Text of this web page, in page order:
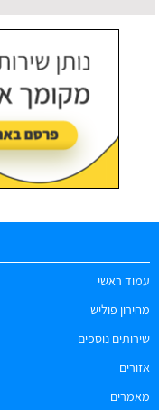
עמוד ראשי
מחירון פוליש
שירותים נוספים
אזורים
מאמרים